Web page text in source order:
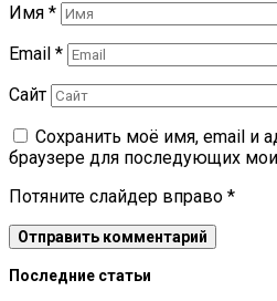
Имя *
Email *
Сайт
Сохранить моё имя, email и
браузере для последующих
Потяните слайдер вправо *
Последние статьи